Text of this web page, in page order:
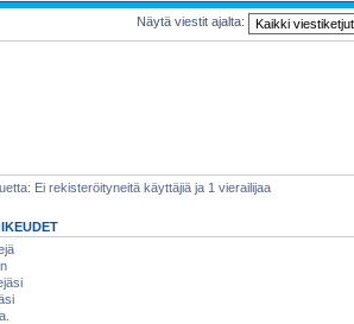
Näytä viestit ajalta:
Ei rekisteröityneitä käyttäjiä ja 1 vierailijaa